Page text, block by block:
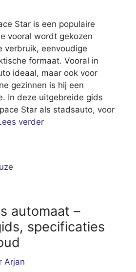
Star is een populaire
vooral wordt gekozen
verbruik, eenvoudige
formaat. Vooral in
ideaal, maar ook voor
gezinnen is hij een
In deze uitgebreide gids
Star als stadsauto, voor
verder
automaat –
specificaties
Arjan